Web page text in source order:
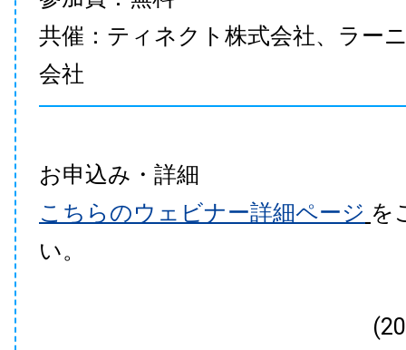
共催：ティネクト株式会社、ラー
会社
お申込み・詳細
こちらのウェビナー詳細ページ を
い。